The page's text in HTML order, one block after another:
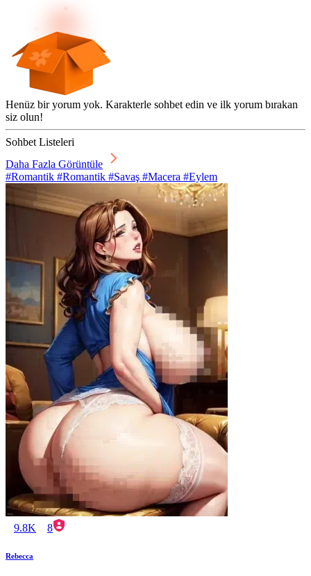
Henüz bir yorum yok. Karakterle sohbet edin ve ilk yorum bırakan
siz olun!
Sohbet Listeleri
Daha Fazla Görüntüle
#Romantik #Romantik #Savaş #Macera #Eylem
9.8K 8
Rebecca